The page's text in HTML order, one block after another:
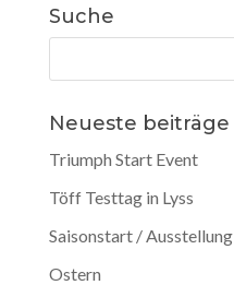
Suche
Neueste beiträge
Triumph Start Event
Töff Testtag in Lyss
Saisonstart / Ausstellung
Ostern